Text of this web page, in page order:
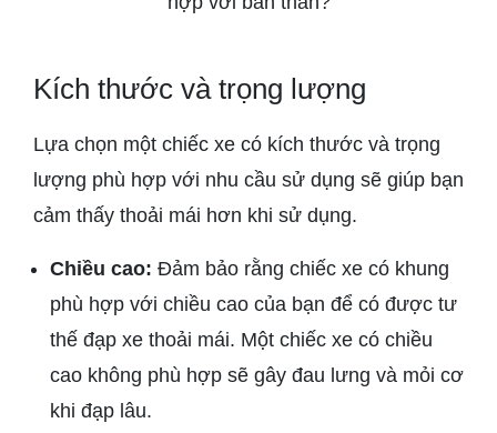
Kích thước và trọng lượng
Lựa chọn một chiếc xe có kích thước và trọng
lượng phù hợp với nhu cầu sử dụng sẽ giúp bạn
cảm thấy thoải mái hơn khi sử dụng.
Chiều cao: Đảm bảo rằng chiếc xe có khung
phù hợp với chiều cao của bạn để có được tư
thế đạp xe thoải mái. Một chiếc xe có chiều
cao không phù hợp sẽ gây đau lưng và mỏi cơ
khi đạp lâu.